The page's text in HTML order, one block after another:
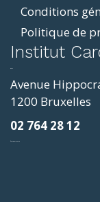
Conditions
Politique de
Institut
Avenue
1200 Bruxelles
02 764 28 12